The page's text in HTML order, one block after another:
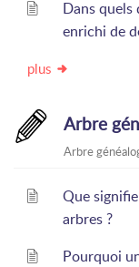
Dans
enrichi de
plus
Arbre
Arbre
Que
arbres ?
Pourquoi